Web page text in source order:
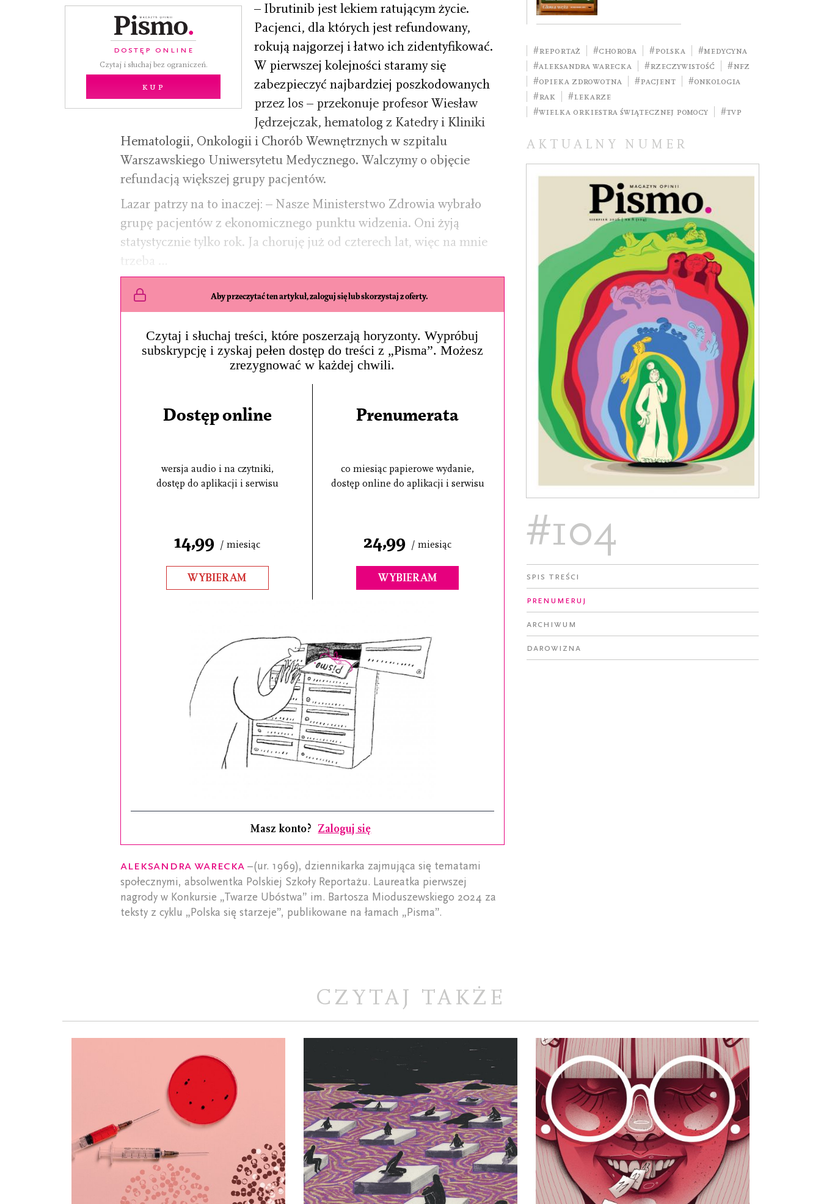
DOSTĘP ONLINE
Czytaj i słuchaj bez ograniczeń.
Kup
– Ibrutinib jest lekiem ratującym życie.
Pacjenci, dla których jest refundowany,
rokują najgorzej i łatwo ich zidentyfikować.
W pierwszej kolejności staramy się
zabezpieczyć najbardziej poszkodowanych
przez los – przekonuje profesor Wiesław
Jędrzejczak, hematolog z Katedry i Kliniki
Hematologii, Onkologii i Chorób Wewnętrznych w szpitalu
Warszawskiego Uniwersytetu Medycznego. Walczymy o objęcie
refundacją większej grupy pacjentów.
Lazar patrzy na to inaczej: – Nasze Ministerstwo Zdrowia wybrało
grupę pacjentów z ekonomicznego punktu widzenia. Oni żyją
statystycznie tylko rok. Ja choruję już od czterech lat, więc na mnie
trzeba …
Aby przeczytać ten artykuł, zaloguj się lub skorzystaj z oferty.
Czytaj i słuchaj treści, które poszerzają horyzonty. Wypróbuj
subskrypcję i zyskaj pełen dostęp do treści z „Pisma”. Możesz
zrezygnować w każdej chwili.
Dostęp online
wersja audio i na czytniki,
dostęp do aplikacji i serwisu
14,99 / miesiąc
WYBIERAM
Prenumerata
co miesiąc papierowe wydanie,
dostęp online do aplikacji i serwisu
24,99 / miesiąc
WYBIERAM
Masz konto? Zaloguj się
Aleksandra Warecka –(ur. 1969), dziennikarka zajmująca się tematami
społecznymi, absolwentka Polskiej Szkoły Reportażu. Laureatka pierwszej
nagrody w Konkursie „Twarze Ubóstwa” im. Bartosza Mioduszewskiego 2024 za
teksty z cyklu „Polska się starzeje”, publikowane na łamach „Pisma”.
#reportaż #choroba #Polska
#medycyna
#Aleksandra Warecka
#rzeczywistość
#NFZ
#opieka zdrowotna
#pacjent
#onkologia
#rak
#lekarze
#Wielka Orkiestra Świątecznej Pomocy
#TVP
AKTUALNY NUMER
#104
Spis treści
Prenumeruj
Archiwum
Darowizna
CZYTAJ TAKŻE